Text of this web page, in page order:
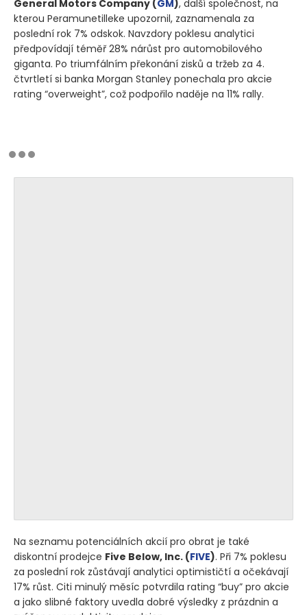
General Motors Company (GM ), další společnost, na
kterou Peramunetilleke upozornil, zaznamenala za
poslední rok 7% odskok. Navzdory poklesu analytici
předpovídají téměř 28% nárůst pro automobilového
giganta. Po triumfálním překonání zisků a tržeb za 4.
čtvrtletí si banka Morgan Stanley ponechala pro akcie
rating “overweight”, což podpořilo naděje na 11% rally.
Na seznamu potenciálních akcií pro obrat je také
diskontní prodejce Five Below, Inc. (FIVE). Při 7% poklesu
za poslední rok zůstávají analytici optimističtí a očekávají
17% růst. Citi minulý měsíc potvrdila rating “buy” pro akcie
a jako slibné faktory uvedla dobré výsledky z prázdnin a